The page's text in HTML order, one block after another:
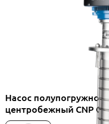
Насос полупогружной
центробежный CNP